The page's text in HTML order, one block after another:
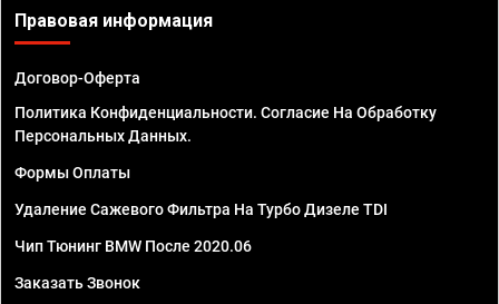
Правовая информация
Договор-Оферта
Политика Конфиденциальности. Согласие На Обработку
Персональных Данных.
Формы Оплаты
Удаление Сажевого Фильтра На Турбо Дизеле TDI
Чип Тюнинг BMW После 2020.06
Заказать Звонок